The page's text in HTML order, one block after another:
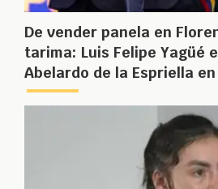
De vender panela en
tarima: Luis Felipe Yagüé
Abelardo de la Espriella